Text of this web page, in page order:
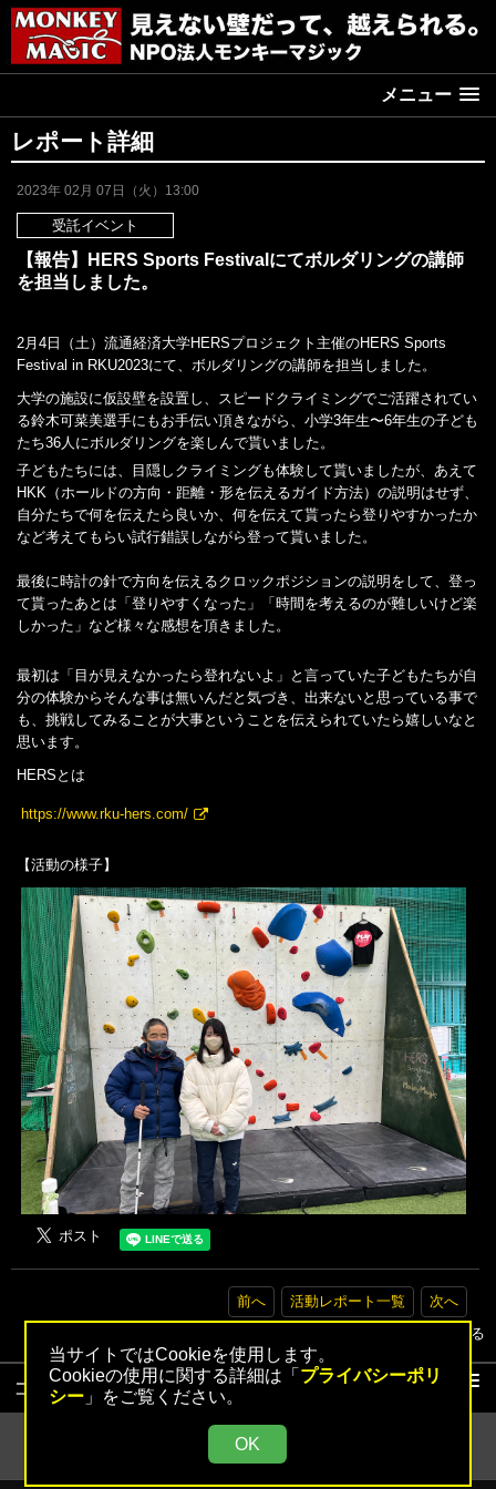
当サイトではCookieを使用します。
Cookieの使用に関する詳細は「 プライバシーポリ
シー」をご覧ください。
OK
メニュー
レポート詳細
2023年 02月 07日（火）13:00
受託イベント
【報告】HERS Sports Festivalにてボルダリングの講師
を担当しました。
2月4日（土）流通経済大学HERSプロジェクト主催のHERS Sports
Festival in RKU2023にて、ボルダリングの講師を担当しました。
大学の施設に仮設壁を設置し、スピードクライミングでご活躍されてい
る鈴木可菜美選手にもお手伝い頂きながら、小学3年生〜6年生の子ども
たち36人にボルダリングを楽しんで貰いました。
子どもたちには、目隠しクライミングも体験して貰いましたが、あえて
HKK（ホールドの方向・距離・形を伝えるガイド方法）の説明はせず、
自分たちで何を伝えたら良いか、何を伝えて貰ったら登りやすかったか
など考えてもらい試行錯誤しながら登って貰いました。
最後に時計の針で方向を伝えるクロックポジションの説明をして、登っ
て貰ったあとは「登りやすくなった」「時間を考えるのが難しいけど楽
しかった」など様々な感想を頂きました。
最初は「目が見えなかったら登れないよ」と言っていた子どもたちが自
分の体験からそんな事は無いんだと気づき、出来ないと思っている事で
も、挑戦してみることが大事ということを伝えられていたら嬉しいなと
思います。
HERSとは
https://www.rku-hers.com/
【活動の様子】
前へ 活動レポート一覧
次へ
▲トップへ戻る
コンテンツ